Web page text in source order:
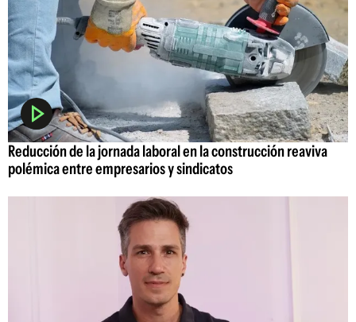
Reducción de la jornada laboral en la construcción reaviva
polémica entre empresarios y sindicatos